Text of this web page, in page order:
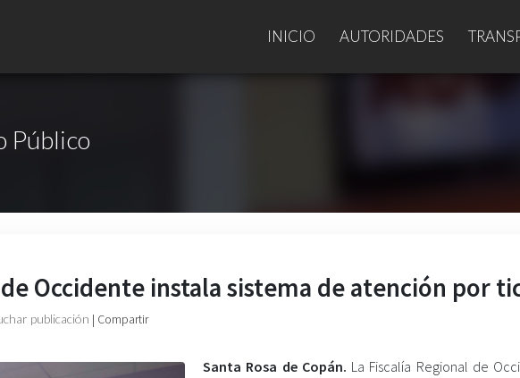
INICIO AUTORIDADES
Público
Occidente instala sistema de atención por
publicación | Compartir
Santa Rosa de Copán. La Fiscalía Regional de